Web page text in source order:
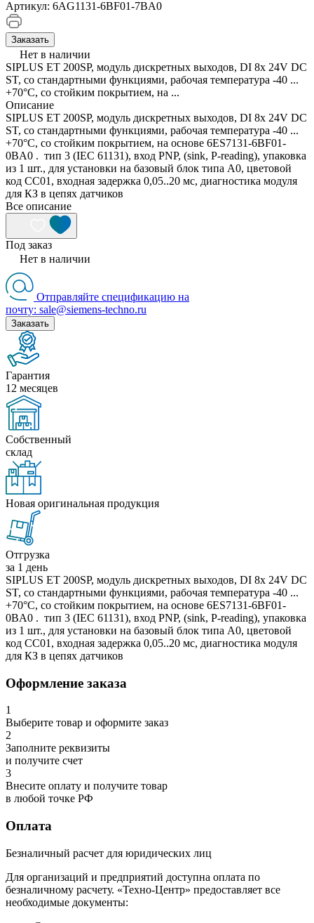
Артикул: 6AG1131-6BF01-7BA0
Заказать
Нет в наличии
SIPLUS ET 200SP, модуль дискретных выходов, DI 8x 24V DC
ST, со стандартными функциями, рабочая температура -40 ...
+70°C, со стойким покрытием, на ...
Описание
SIPLUS ET 200SP, модуль дискретных выходов, DI 8x 24V DC
ST, со стандартными функциями, рабочая температура -40 ...
+70°C, со стойким покрытием, на основе 6ES7131-6BF01-
0BA0 . тип 3 (IEC 61131), вход PNP, (sink, P-reading), упаковка
из 1 шт., для установки на базовый блок типа A0, цветовой
код CC01, входная задержка 0,05..20 мс, диагностика модуля
для КЗ в цепях датчиков
Все описание
Под заказ
Нет в наличии
Отправляйте спецификацию на
почту: sale@siemens-techno.ru
Заказать
Гарантия
12 месяцев
Собственный
склад
Новая оригинальная продукция
Отгрузка
за 1 день
SIPLUS ET 200SP, модуль дискретных выходов, DI 8x 24V DC
ST, со стандартными функциями, рабочая температура -40 ...
+70°C, со стойким покрытием, на основе 6ES7131-6BF01-
0BA0 . тип 3 (IEC 61131), вход PNP, (sink, P-reading), упаковка
из 1 шт., для установки на базовый блок типа A0, цветовой
код CC01, входная задержка 0,05..20 мс, диагностика модуля
для КЗ в цепях датчиков
Оформление заказа
1
Выберите товар и оформите заказ
2
Заполните реквизиты
и получите счет
3
Внесите оплату и получите товар
в любой точке РФ
Оплата
Безналичный расчет для юридических лиц
Для организаций и предприятий доступна оплата по
безналичному расчету. «Техно-Центр» предоставляет все
необходимые документы: